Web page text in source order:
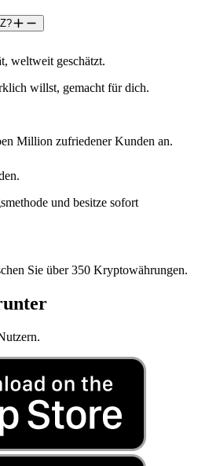
weltweit geschätzt.
willst, gemacht für dich.
Million zufriedener Kunden an.
und besitze sofort
Sie über 350 Kryptowährungen.